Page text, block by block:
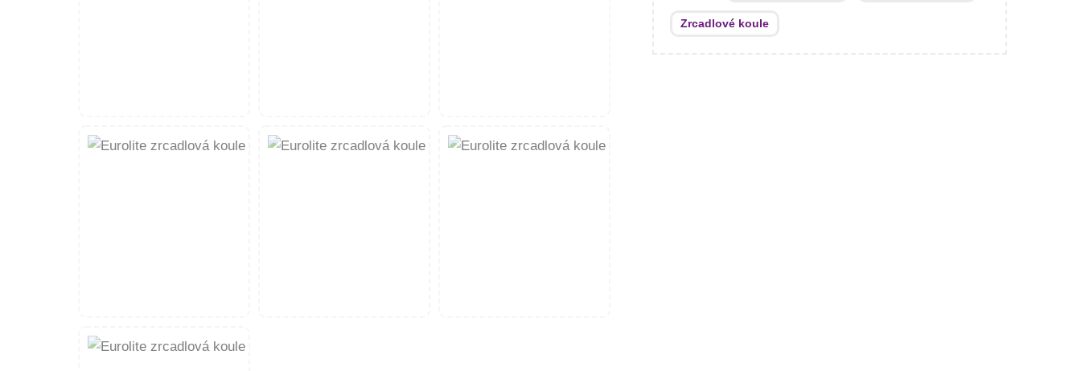
Zrcadlové koule